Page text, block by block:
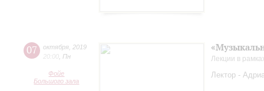
07 октября 2019
20:00 Пн
Фойе
Большого зала
Лекции в
Лектор -